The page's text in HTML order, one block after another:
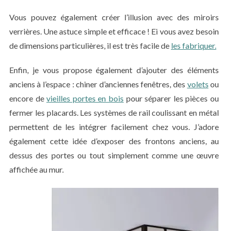
Vous pouvez également créer l’illusion avec des miroirs
verrières. Une astuce simple et efficace ! Ei vous avez besoin
de dimensions particulières, il est très facile de les fabriquer.
Enfin, je vous propose également d’ajouter des éléments
anciens à l’espace : chiner d’anciennes fenêtres, des volets ou
encore devieilles portes en bois pour séparer les pièces ou
fermer les placards. Les systèmes de rail coulissant en métal
permettent de les intégrer facilement chez vous. J’adore
également cette idée d’exposer des frontons anciens, au
dessus des portes ou tout simplement comme une œuvre
affichée au mur.